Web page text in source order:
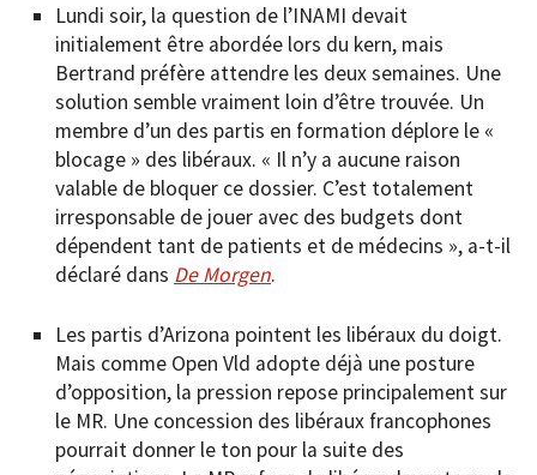
Lundi soir, la question de l’INAMI devait
initialement être abordée lors du kern, mais
Bertrand préfère attendre les deux semaines. Une
solution semble vraiment loin d’être trouvée. Un
membre d’un des partis en formation déplore le «
blocage » des libéraux. « Il n’y a aucune raison
valable de bloquer ce dossier. C’est totalement
irresponsable de jouer avec des budgets dont
dépendent tant de patients et de médecins », a-t-il
déclaré dans De Morgen.
Les partis d’Arizona pointent les libéraux du doigt.
Mais comme Open Vld adopte déjà une posture
d’opposition, la pression repose principalement sur
le MR. Une concession des libéraux francophones
pourrait donner le ton pour la suite des